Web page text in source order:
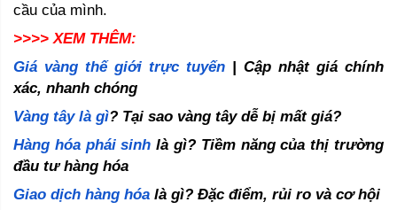
cầu của mình.
>>>> XEM THÊM:
Giá vàng thế giới trực tuyến | Cập nhật giá chính
xác, nhanh chóng
Vàng tây là gì? Tại sao vàng tây dễ bị mất giá?
Hàng hóa phái sinh là gì? Tiềm năng của thị trường
đầu tư hàng hóa
Giao dịch hàng hóa là gì? Đặc điểm, rủi ro và cơ hội